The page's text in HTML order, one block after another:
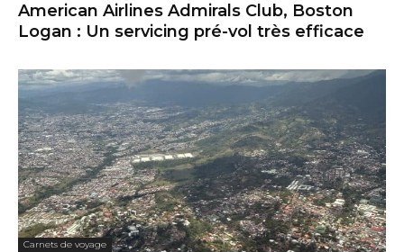
American Airlines Admirals Club, Boston
Logan : Un servicing pré-vol très efficace
Carnets de voyage